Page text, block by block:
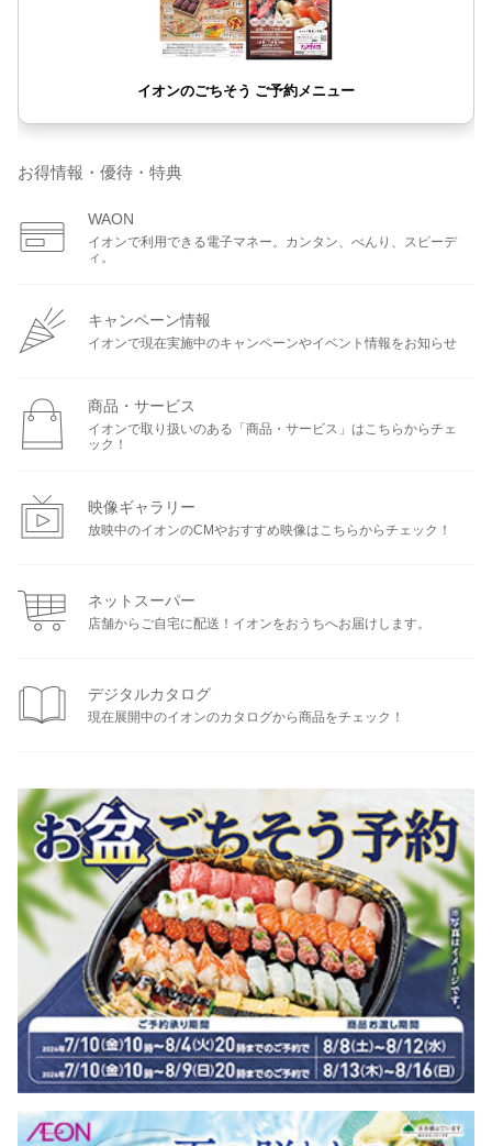
お得情報・優待・特典
WAON
イオンで利用できる電子マネー。カンタン、べんり、スピーデ
ィ。
キャンペーン情報
イオンで現在実施中のキャンペーンやイベント情報をお知らせ
商品・サービス
イオンで取り扱いのある「商品・サービス」はこちらからチェ
ック！
映像ギャラリー
放映中のイオンのCMやおすすめ映像はこちらからチェック！
ネットスーパー
店舗からご自宅に配送！イオンをおうちへお届けします。
デジタルカタログ
現在展開中のイオンのカタログから商品をチェック！